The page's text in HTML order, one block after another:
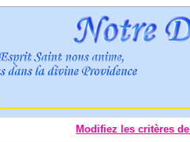
Modifiez les critères